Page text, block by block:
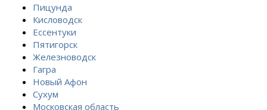
Пицунда
Кисловодск
Ессентуки
Пятигорск
Железноводск
Гагра
Новый Афон
Сухум
Московская область